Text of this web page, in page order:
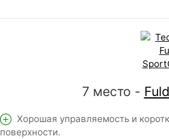
7 место -
Хорошая управляемость и
поверхности.